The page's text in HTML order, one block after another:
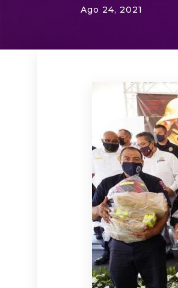
Ago 24, 2021